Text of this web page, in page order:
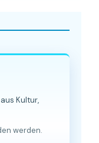
Kultur,
werden.